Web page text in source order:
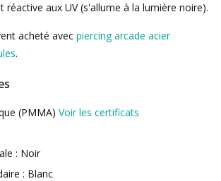
réactive aux UV (s'allume à la lumière noire).
acheté avec piercing arcade acier
.
(PMMA) Voir les certificats
: Noir
: Blanc